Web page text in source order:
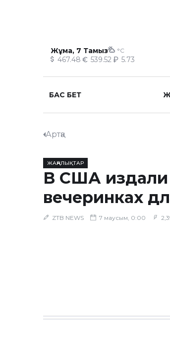
Жұма, 7 Тамыз °C
467.48 539.52 5.73
БАС БЕТ
Артқа
ЖАҢАЛЫҚТАР
В США издали
вечеринках
ZTB NEWS 7 маусым, 0:00